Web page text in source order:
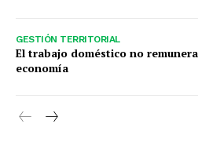
GESTIÓN TERRITORIAL
El trabajo doméstico no
economía